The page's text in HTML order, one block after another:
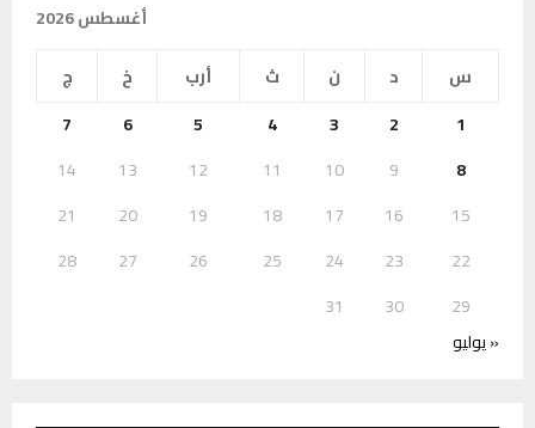
أغسطس 2026
س
د ن ث أرب خ
ج
1
2
3
4
5
6
7
8
9
10
11
12
13
14
15
16
17
18
19
20
21
22
23
24
25
26
27
28
29
30
31
« يوليو